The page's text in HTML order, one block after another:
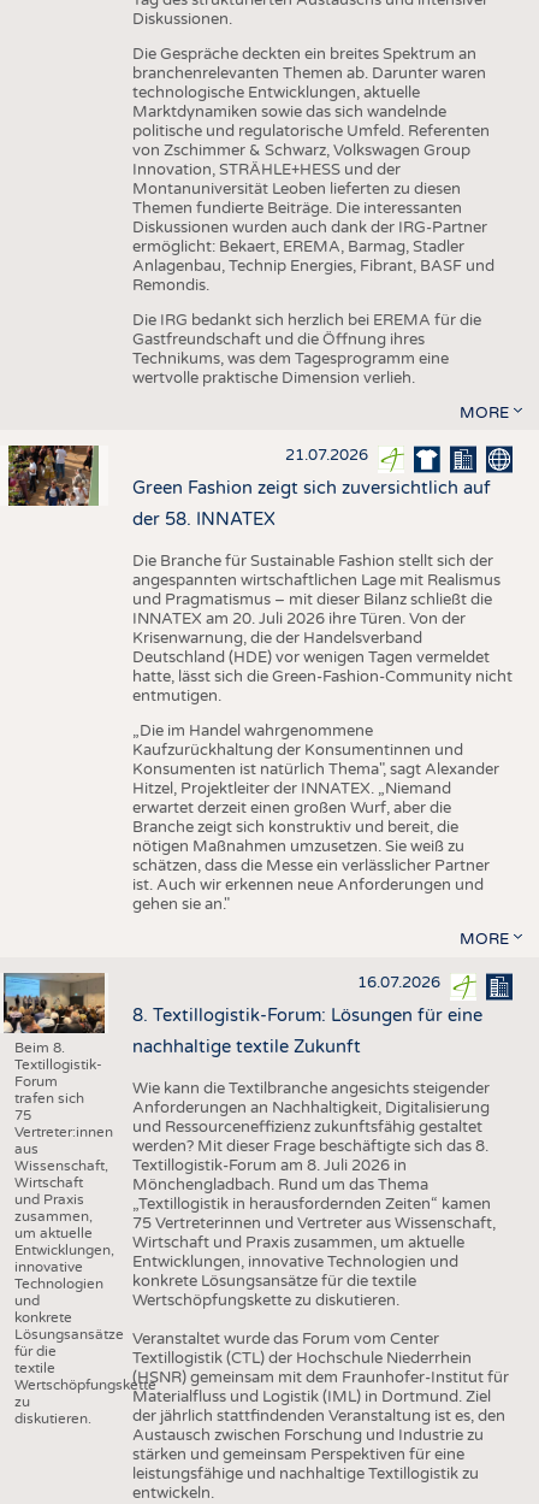
Diskussionen.
Die Gespräche deckten ein breites Spektrum an
branchenrelevanten Themen ab. Darunter waren
technologische Entwicklungen, aktuelle
Marktdynamiken sowie das sich wandelnde
politische und regulatorische Umfeld. Referenten
von Zschimmer & Schwarz, Volkswagen Group
Innovation, STRÄHLE+HESS und der
Montanuniversität Leoben lieferten zu diesen
Themen fundierte Beiträge. Die interessanten
Diskussionen wurden auch dank der IRG-Partner
ermöglicht: Bekaert, EREMA, Barmag, Stadler
Anlagenbau, Technip Energies, Fibrant, BASF und
Remondis.
Die IRG bedankt sich herzlich bei EREMA für die
Gastfreundschaft und die Öffnung ihres
Technikums, was dem Tagesprogramm eine
wertvolle praktische Dimension verlieh.
MORE
21.07.2026
Green Fashion zeigt sich zuversichtlich auf
der 58. INNATEX
Die Branche für Sustainable Fashion stellt sich der
angespannten wirtschaftlichen Lage mit Realismus
und Pragmatismus – mit dieser Bilanz schließt die
INNATEX am 20. Juli 2026 ihre Türen. Von der
Krisenwarnung, die der Handelsverband
Deutschland (HDE) vor wenigen Tagen vermeldet
hatte, lässt sich die Green-Fashion-Community nicht
entmutigen.
„Die im Handel wahrgenommene
Kaufzurückhaltung der Konsumentinnen und
Konsumenten ist natürlich Thema", sagt Alexander
Hitzel, Projektleiter der INNATEX. „Niemand
erwartet derzeit einen großen Wurf, aber die
Branche zeigt sich konstruktiv und bereit, die
nötigen Maßnahmen umzusetzen. Sie weiß zu
schätzen, dass die Messe ein verlässlicher Partner
ist. Auch wir erkennen neue Anforderungen und
gehen sie an."
MORE
Beim 8.
Textillogistik-
Forum
trafen sich
75
Vertreter:innen
aus
Wissenschaft,
Wirtschaft
und Praxis
zusammen,
um aktuelle
Entwicklungen,
innovative
Technologien
und
konkrete
Lösungsansätze
für die
textile
Wertschöpfungskette
zu
diskutieren.
16.07.2026
8. Textillogistik-Forum: Lösungen für eine
nachhaltige textile Zukunft
Wie kann die Textilbranche angesichts steigender
Anforderungen an Nachhaltigkeit, Digitalisierung
und Ressourceneffizienz zukunftsfähig gestaltet
werden? Mit dieser Frage beschäftigte sich das 8.
Textillogistik-Forum am 8. Juli 2026 in
Mönchengladbach. Rund um das Thema
„Textillogistik in herausfordernden Zeiten“ kamen
75 Vertreterinnen und Vertreter aus Wissenschaft,
Wirtschaft und Praxis zusammen, um aktuelle
Entwicklungen, innovative Technologien und
konkrete Lösungsansätze für die textile
Wertschöpfungskette zu diskutieren.
Veranstaltet wurde das Forum vom Center
Textillogistik (CTL) der Hochschule Niederrhein
(HSNR) gemeinsam mit dem Fraunhofer-Institut für
Materialfluss und Logistik (IML) in Dortmund. Ziel
der jährlich stattfindenden Veranstaltung ist es, den
Austausch zwischen Forschung und Industrie zu
stärken und gemeinsam Perspektiven für eine
leistungsfähige und nachhaltige Textillogistik zu
entwickeln.